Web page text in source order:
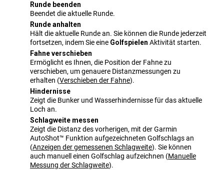
Runde beenden
Beendet die aktuelle Runde.
Runde anhalten
Hält die aktuelle Runde an. Sie können die Runde jederzeit
fortsetzen, indem Sie eine Golfspielen Aktivität starten.
Fahne verschieben
Ermöglicht es Ihnen, die Position der Fahne zu
verschieben, um genauere Distanzmessungen zu
erhalten (Verschieben der Fahne).
Hindernisse
Zeigt die Bunker und Wasserhindernisse für das aktuelle
Loch an.
Schlagweite messen
Zeigt die Distanz des vorherigen, mit der Garmin
AutoShot™ Funktion aufgezeichneten Golfschlags an
(Anzeigen der gemessenen Schlagweite). Sie können
auch manuell einen Golfschlag aufzeichnen (Manuelle
Messung der Schlagweite).